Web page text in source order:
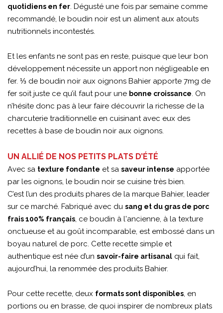
quotidiens en fer. Dégusté une fois par semaine comme
recommandé, le boudin noir est un aliment aux atouts
nutritionnels incontestés.
Et les enfants ne sont pas en reste, puisque que leur bon
développement nécessite un apport non négligeable en
fer. ⅓ de boudin noir aux oignons Bahier apporte 7mg de
fer soit juste ce qu’il faut pour une bonne croissance. On
n’hésite donc pas à leur faire découvrir la richesse de la
charcuterie traditionnelle en cuisinant avec eux des
recettes à base de boudin noir aux oignons.
UN ALLIÉ DE NOS PETITS PLATS D’ÉTÉ
Avec sa texture fondante et sa saveur intense apportée
par les oignons, le boudin noir se cuisine très bien.
C’est l’un des produits phares de la marque Bahier, leader
sur ce marché. Fabriqué avec du sang et du gras de porc
frais 100% français, ce boudin à l'ancienne, à la texture
onctueuse et au goût incomparable, est embossé dans un
boyau naturel de porc. Cette recette simple et
authentique est née d’un savoir-faire artisanal qui fait,
aujourd’hui, la renommée des produits Bahier.
Pour cette recette, deux formats sont disponibles, en
portions ou en brasse, de quoi inspirer de nombreux plats